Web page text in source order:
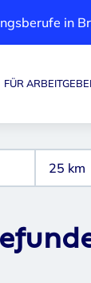
in
FÜR